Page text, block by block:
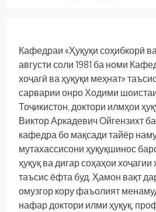
Кафедраи «Ҳуқуқи соҳибкорӣ
августи соли 1981 ба номи
хоҷагӣ ва ҳуқуқи меҳнат»
сарварии онро Ходими
Тоҷикистон, доктори илмҳои
Виктор Аркадевич Ойгензихт
кафедра бо мақсади тайёр
мутахассисони ҳуқуқшинос
ҳуқуқ ва дигар соҳаҳои
таъсис ёфта буд. Ҳамон вақт
омузгор кору фаъолият
нафар доктори илми ҳуқуқ,